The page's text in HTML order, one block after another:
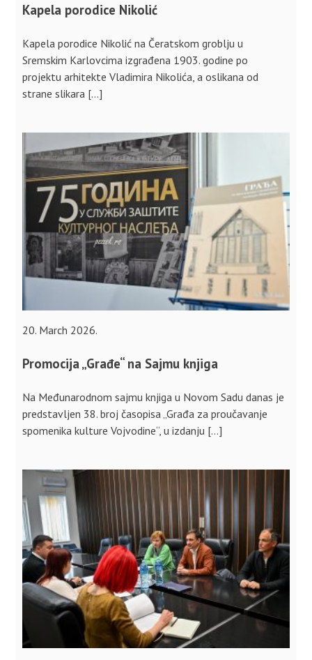
Kapela porodice Nikolić
Kapela porodice Nikolić na Čeratskom groblju u
Sremskim Karlovcima izgrađena 1903. godine po
projektu arhitekte Vladimira Nikolića, a oslikana od
strane slikara […]
20. March 2026.
Promocija „Građe“ na Sajmu knjiga
Na Međunarodnom sajmu knjiga u Novom Sadu danas je
predstavljen 38. broj časopisa „Građa za proučavanje
spomenika kulture Vojvodine“, u izdanju […]